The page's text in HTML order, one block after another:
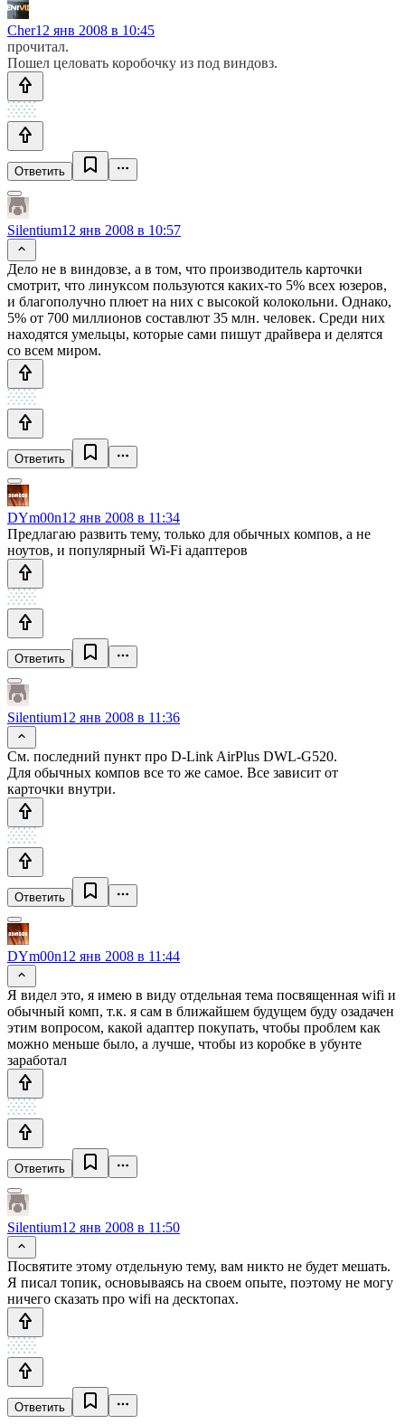
Cher12 янв 2008 в 10:45
прочитал.
Пошел целовать коробочку из под виндовз.
Ответить
Silentium12 янв 2008 в 10:57
Дело не в виндовзе, а в том, что производитель карточки
смотрит, что линуксом пользуются каких-то 5% всех юзеров,
и благополучно плюет на них с высокой колокольни. Однако,
5% от 700 миллионов составлют 35 млн. человек. Среди них
находятся умельцы, которые сами пишут драйвера и делятся
со всем миром.
Ответить
DYm00n12 янв 2008 в 11:34
Предлагаю развить тему, только для обычных компов, а не
ноутов, и популярный Wi-Fi адаптеров
Ответить
Silentium12 янв 2008 в 11:36
См. последний пункт про D-Link AirPlus DWL-G520.
Для обычных компов все то же самое. Все зависит от
карточки внутри.
Ответить
DYm00n12 янв 2008 в 11:44
Я видел это, я имею в виду отдельная тема посвященная wifi и
обычный комп, т.к. я сам в ближайшем будущем буду озадачен
этим вопросом, какой адаптер покупать, чтобы проблем как
можно меньше было, а лучше, чтобы из коробке в убунте
заработал
Ответить
Silentium12 янв 2008 в 11:50
Посвятите этому отдельную тему, вам никто не будет мешать.
Я писал топик, основываясь на своем опыте, поэтому не могу
ничего сказать про wifi на десктопах.
Ответить